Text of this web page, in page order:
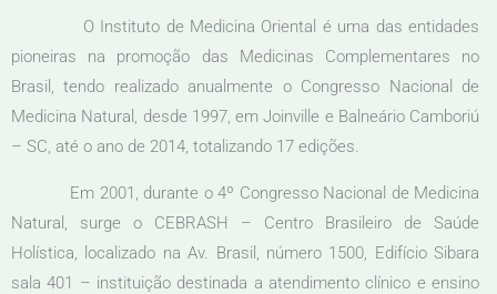
O Instituto de Medicina Oriental é uma das entidades
pioneiras na promoção das Medicinas Complementares no
Brasil, tendo realizado anualmente o Congresso Nacional de
Medicina Natural, desde 1997, em Joinville e Balneário Camboriú
– SC, até o ano de 2014, totalizando 17 edições.
Em 2001, durante o 4º Congresso Nacional de Medicina
Natural, surge o CEBRASH – Centro Brasileiro de Saúde
Holística, localizado na Av. Brasil, número 1500, Edifício Sibara
sala 401 – instituição destinada a atendimento clínico e ensino